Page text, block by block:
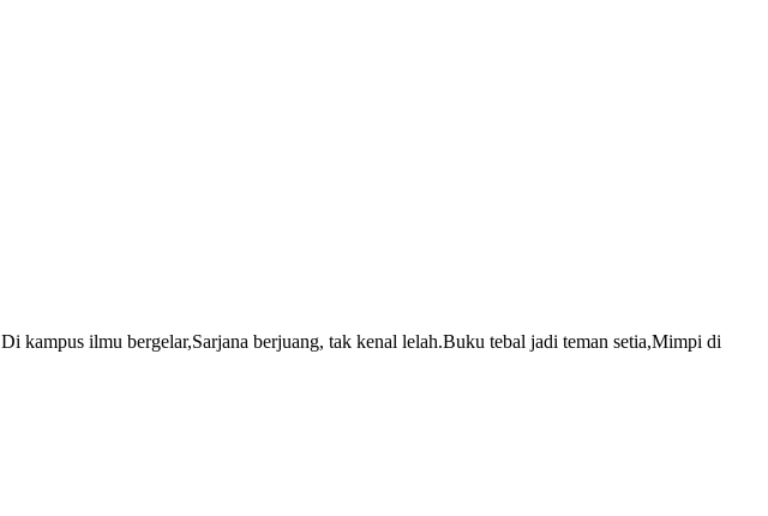
Di kampus ilmu bergelar,Sarjana berjuang, tak kenal lelah.Buku tebal jadi teman setia,Mimpi di